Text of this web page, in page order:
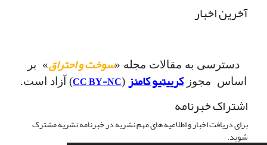
آخرین اخبار
دسترسی به مقالات مجله «سوخت و احتراق» بر
اساس مجوزکرییتیو کامنز (
CC BY-NC) آزاد است.
اشتراک خبرنامه
برای دریافت اخبار و اطلاعیه های مهم نشریه در خبرنامه نشریه مشترک
شوید.